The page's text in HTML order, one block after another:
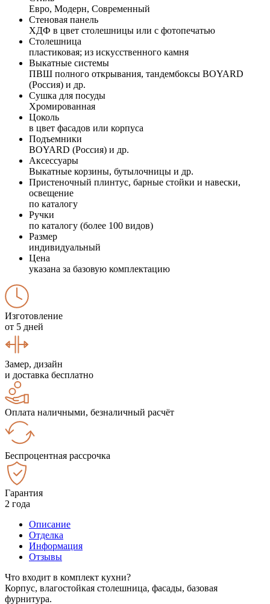
Евро, Модерн, Современный
Стеновая панель
ХДФ в цвет столешницы или с фотопечатью
Столешница
пластиковая; из искусственного камня
Выкатные системы
ПВШ полного открывания, тандембоксы BOYARD
(Россия) и др.
Сушка для посуды
Хромированная
Цоколь
в цвет фасадов или корпуса
Подъемники
BOYARD (Россия) и др.
Аксессуары
Выкатные корзины, бутылочницы и др.
Пристеночный плинтус, барные стойки и навески,
освещение
по каталогу
Ручки
по каталогу (более 100 видов)
Размер
индивидуальный
Цена
указана за базовую комплектацию
Изготовление
от 5 дней
Замер, дизайн
и доставка бесплатно
Оплата наличными, безналичный расчёт
Беспроцентная рассрочка
Гарантия
2 года
Описание
Отделка
Информация
Отзывы
Что входит в комплект кухни?
Корпус, влагостойкая столешница, фасады, базовая
фурнитура.